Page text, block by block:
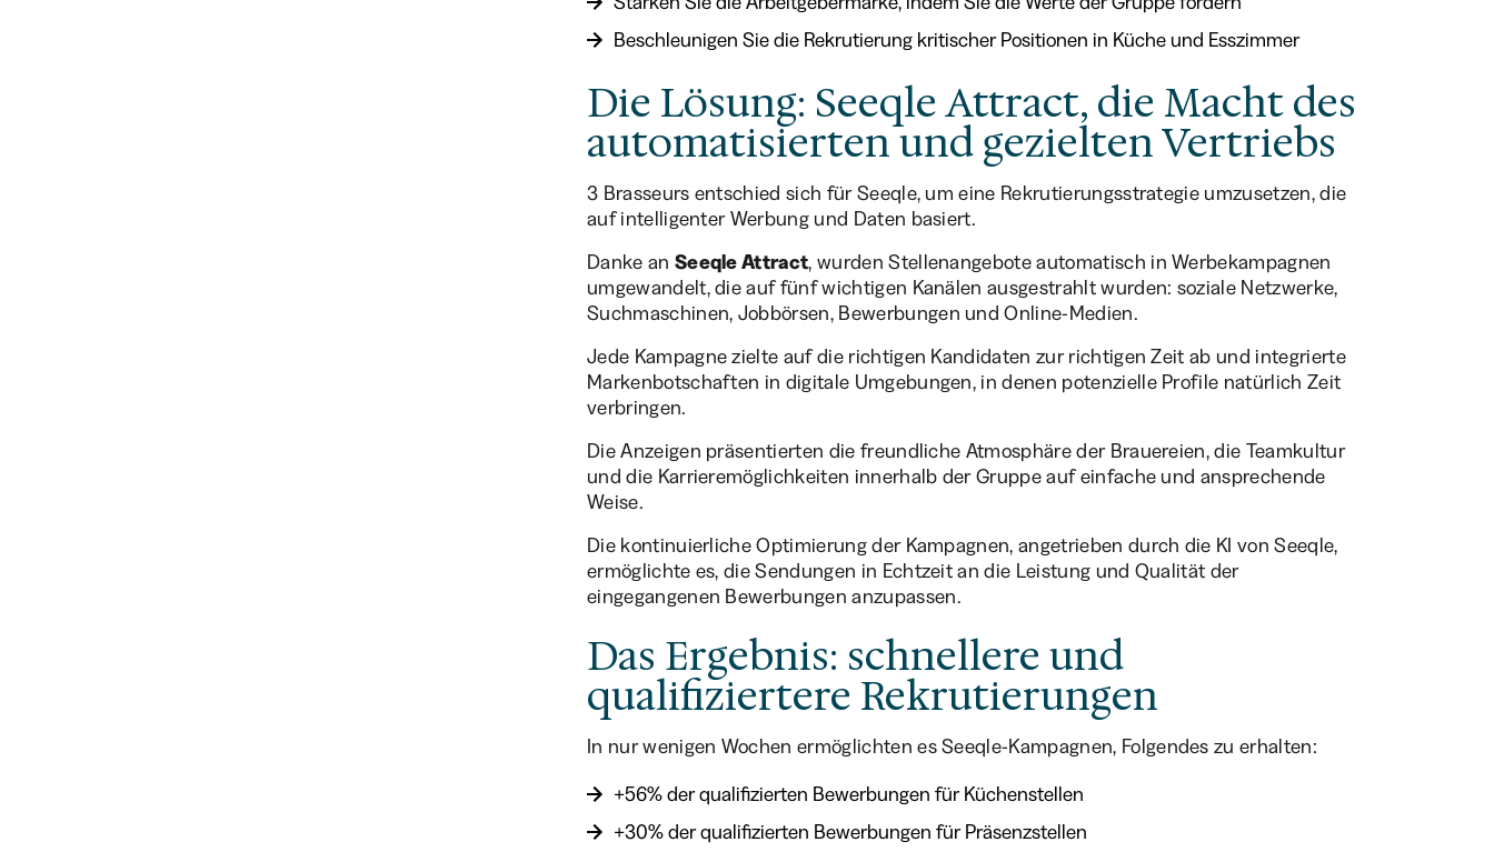
Beschleunigen Sie die Rekrutierung kritischer Positionen in Küche und Esszimmer
Die Lösung: Seeqle Attract, die Macht des
automatisierten und gezielten Vertriebs
3 Brasseurs entschied sich für Seeqle, um eine Rekrutierungsstrategie umzusetzen, die
auf intelligenter Werbung und Daten basiert.
Danke an Seeqle Attract, wurden Stellenangebote automatisch in Werbekampagnen
umgewandelt, die auf fünf wichtigen Kanälen ausgestrahlt wurden: soziale Netzwerke,
Suchmaschinen, Jobbörsen, Bewerbungen und Online-Medien.
Jede Kampagne zielte auf die richtigen Kandidaten zur richtigen Zeit ab und integrierte
Markenbotschaften in digitale Umgebungen, in denen potenzielle Profile natürlich Zeit
verbringen.
Die Anzeigen präsentierten die freundliche Atmosphäre der Brauereien, die Teamkultur
und die Karrieremöglichkeiten innerhalb der Gruppe auf einfache und ansprechende
Weise.
Die kontinuierliche Optimierung der Kampagnen, angetrieben durch die KI von Seeqle,
ermöglichte es, die Sendungen in Echtzeit an die Leistung und Qualität der
eingegangenen Bewerbungen anzupassen.
Das Ergebnis: schnellere und
qualifiziertere Rekrutierungen
In nur wenigen Wochen ermöglichten es Seeqle-Kampagnen, Folgendes zu erhalten:
+56% der qualifizierten Bewerbungen für Küchenstellen
+30% der qualifizierten Bewerbungen für Präsenzstellen